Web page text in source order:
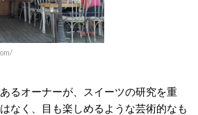
るオーナーが、スイーツの研究を重
なく、目も楽しめるような芸術的なも